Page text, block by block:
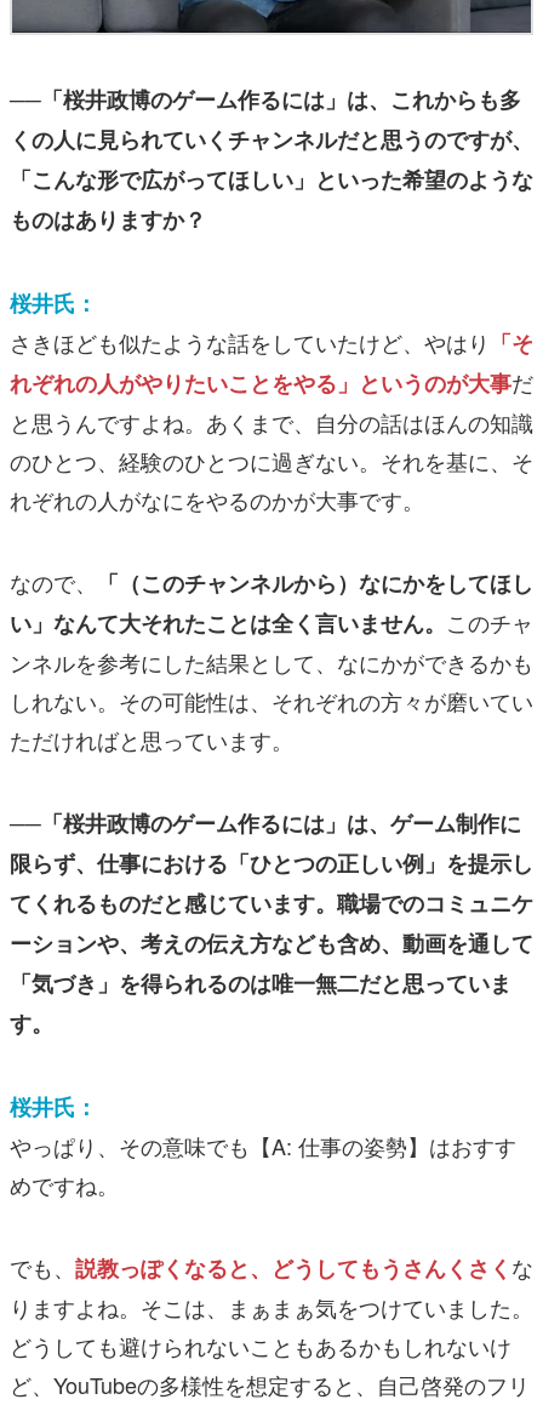
──「桜井政博のゲーム作るには」は、これからも多
くの人に見られていくチャンネルだと思うのですが、
「こんな形で広がってほしい」といった希望のような
ものはありますか？
桜井氏：
さきほども似たような話をしていたけど、やはり 「そ
れぞれの人がやりたいことをやる」というのが大事だ
と思うんですよね。あくまで、自分の話はほんの知識
のひとつ、経験のひとつに過ぎない。それを基に、そ
れぞれの人がなにをやるのかが大事です。
なので、
「（このチャンネルから）なにかをしてほし
い」なんて大それたことは全く言いません。 このチャ
ンネルを参考にした結果として、なにかができるかも
しれない。その可能性は、それぞれの方々が磨いてい
ただければと思っています。
──「桜井政博のゲーム作るには」は、ゲーム制作に
限らず、仕事における「ひとつの正しい例」を提示し
てくれるものだと感じています。職場でのコミュニケ
ーションや、考えの伝え方なども含め、動画を通して
「気づき」を得られるのは唯一無二だと思っていま
す。
桜井氏：
やっぱり、その意味でも【A: 仕事の姿勢】はおすす
めですね。
でも、 説教っぽくなると、どうしてもうさんくさく な
りますよね。そこは、まぁまぁ気をつけていました。
どうしても避けられないこともあるかもしれないけ
ど、YouTubeの多様性を想定すると、自己啓発のフリ